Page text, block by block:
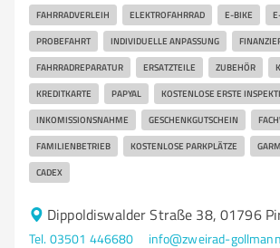
FAHRRADVERLEIH ELEKTROFAHRRAD E-BIKE
PROBEFAHRT INDIVIDUELLE ANPASSUNG
FAHRRADREPARATUR ERSATZTEILE ZUBEHÖR
KREDITKARTE PAPYAL KOSTENLOSE ERSTE
INKOMISSIONSNAHME GESCHENKGUTSCHEIN
FAMILIENBETRIEB KOSTENLOSE PARKPLÄTZE
CADEX
Dippoldiswalder Straße 38, 01796
Tel. 03501 446680
info@zweirad-